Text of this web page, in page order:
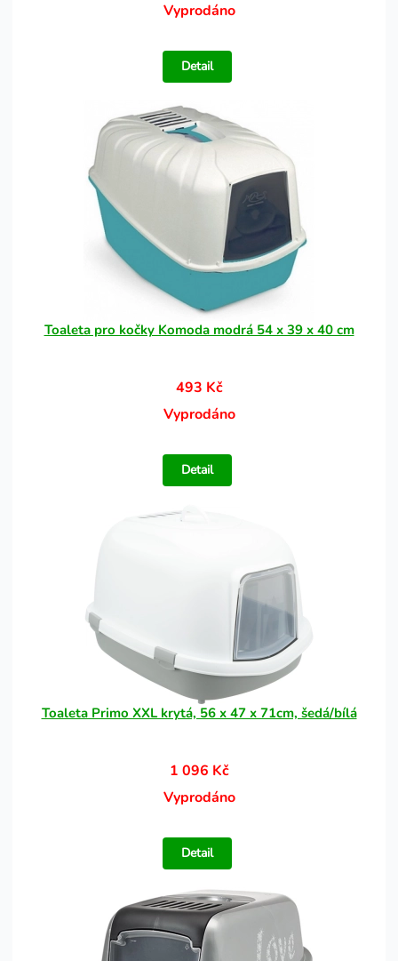
Vyprodáno
Detail
Toaleta pro kočky Komoda modrá 54 x 39 x 40 cm
493 Kč
Vyprodáno
Detail
Toaleta Primo XXL krytá, 56 x 47 x 71cm, šedá/bílá
1 096 Kč
Vyprodáno
Detail